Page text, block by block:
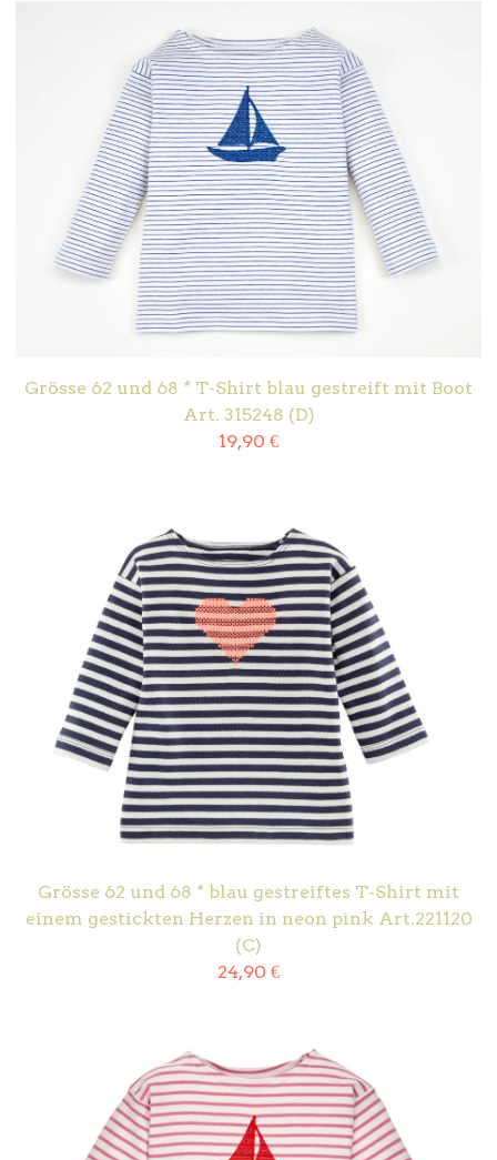
Grösse 62 und 68 * T-Shirt blau gestreift mit Boot
Art. 315248 (D)
19,90 €
Grösse 62 und 68 * blau gestreiftes T-Shirt mit
einem gestickten Herzen in neon pink Art.221120
(C)
24,90 €